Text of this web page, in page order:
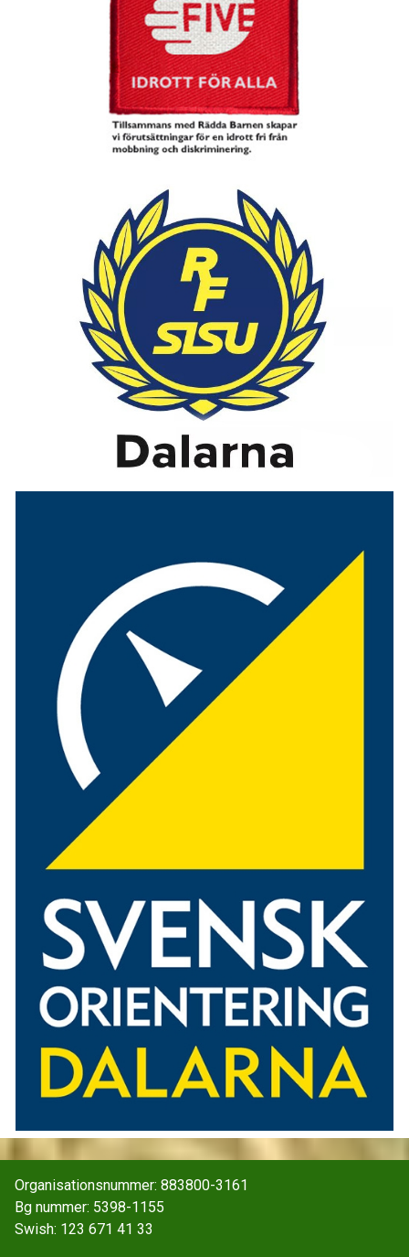
Organisationsnummer: 883800-3161
Bg nummer: 5398-1155
Swish: 123 671 41 33